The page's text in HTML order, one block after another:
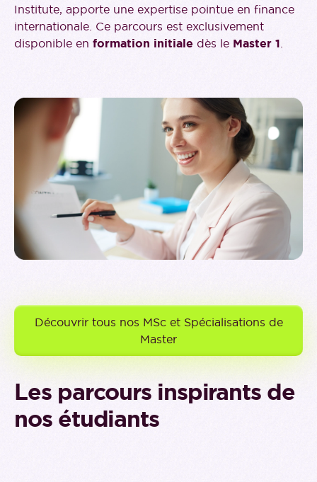
Institute, apporte une expertise pointue en finance
internationale. Ce parcours est exclusivement
disponible en formation initiale dès le Master 1
Découvrir tous nos MSc et Spécialisations de
Master
Les parcours inspirants de
nos étudiants